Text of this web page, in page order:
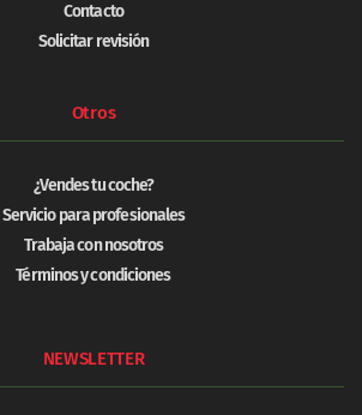
Contacto
Solicitar revisión
Otros
¿Vendes tu coche?
Servicio para profesionales
Trabaja con nosotros
Términos y condiciones
NEWSLETTER